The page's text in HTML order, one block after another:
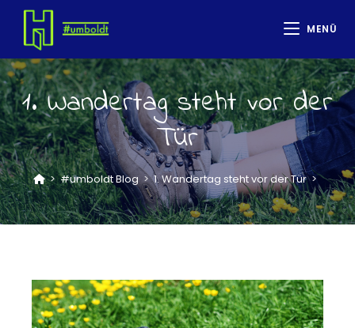
MENÜ
1. Wandertag steht vor der
Tür
> #umboldt Blog > 1. Wandertag steht vor der Tür >